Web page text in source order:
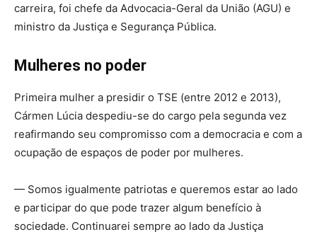
carreira, foi chefe da Advocacia-Geral da União (AGU) e
ministro da Justiça e Segurança Pública.
Mulheres no poder
Primeira mulher a presidir o TSE (entre 2012 e 2013),
Cármen Lúcia despediu-se do cargo pela segunda vez
reafirmando seu compromisso com a democracia e com a
ocupação de espaços de poder por mulheres.
— Somos igualmente patriotas e queremos estar ao lado
e participar do que pode trazer algum benefício à
sociedade. Continuarei sempre ao lado da Justiça